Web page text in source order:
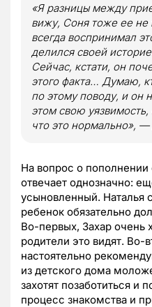
«Я разницы между
вижу, Соня тоже ее
всегда воспринимал
делился своей
Сейчас, кстати, он
этого факта… Думаю,
по этому поводу, и он
этом свою
что это нормально»,
На вопрос о
отвечает однозначно:
усыновленный. Наталья
ребенок обязательно
Во-первых, Захар очень
родители это видят. Во-
настоятельно
из детского дома
захотят позаботиться и
процесс знакомства и